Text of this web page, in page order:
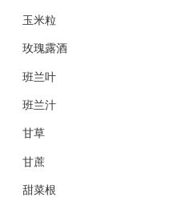
玉米粒
玫瑰露酒
班兰叶
班兰汁
甘草
甘蔗
甜菜根